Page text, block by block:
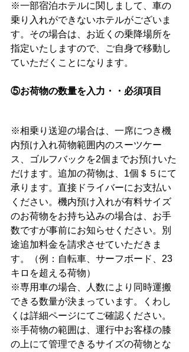
※一部宿泊ホテルに関しまして、車の
乗り入れができないホテルがございま
す。その場合は、お近くの乗降場所を
指定いたしますので、ご自身で移動し
ていただくことになります。
⑤お荷物の数量を入力・・必須項目
※相乗り送迎の場合は、一席につき機
内預け入れ荷物範囲内のスーツケー
ス、ゴルフバックを2個までお預けいた
だけます。追加の荷物は、1個＄５にて
承ります。直接ドライバーにお支払い
ください。機内預け入れが有料サイズ
のお荷物をお持ち込みの場合は、お手
数ですが事前にお知らせください。別
途追加料金を請求させていただきま
す。（例：自転車、サーフボード、23
キロを超える荷物）
※専用車の場合、人数により同時運搬
できる数量が決まっています。くわし
くは詳細ページにてご確認ください。
※手荷物の範囲は、運行中お客様の膝
の上にて管理できるサイズの荷物とな